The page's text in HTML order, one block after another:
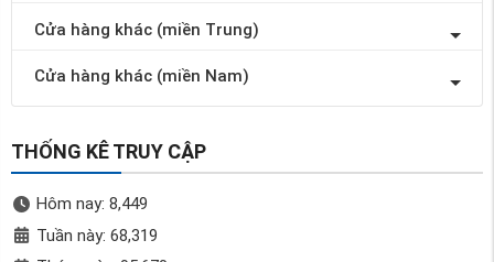
Cửa hàng khác (miền Trung)
Cửa hàng khác (miền Nam)
THỐNG KÊ TRUY CẬP
Hôm nay: 8,449
Tuần này: 68,319